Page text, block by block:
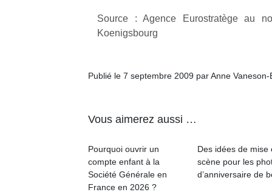
Source : Agence Eurostratège au
Koenigsbourg
Publié le 7 septembre 2009 par Anne Vaneson-
Vous aimerez aussi …
Pourquoi ouvrir un
compte enfant à la
Société Générale en
France en 2026 ?
Des idées de mise
scène pour les
d’anniversaire de